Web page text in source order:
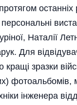
останніх
Наталії
Для
кращі зразки
фотоальбомів,
інженера